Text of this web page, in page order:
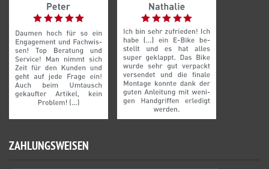
ZAHLUNGSWEISEN